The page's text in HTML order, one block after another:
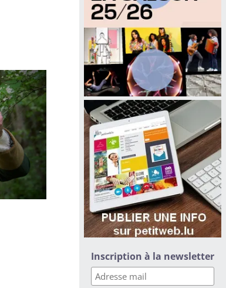
Inscription à la newsletter